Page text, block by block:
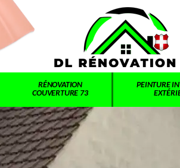
RÉNOVATION
COUVERTURE 73
PEINTURE